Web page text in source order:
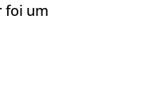
foi um